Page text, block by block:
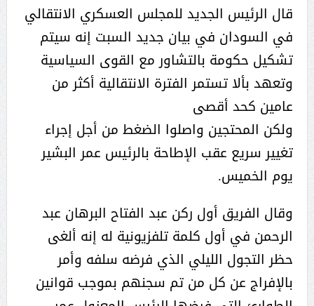
قال الرئيس الجديد للمجلس العسكري الانتقالي
في السودان في بيان جديد السبت إنه سيتم
تشكيل حكومة بالتشاور مع القوى السياسية
وتعهد بألا تستمر الفترة الانتقالية أكثر من
عامين كحد أقصى
ولكن المحتجين واصلوا الضغط من أجل إجراء
تغيير سريع عقب الإطاحة بالرئيس عمر البشير
يوم الخميس.
وقال الفريق أول ركن عبد الفتاح البرهان عبد
الرحمن في أول كلمة تلفزيونية له إنه ألغى
حظر التجول الليلي الذي فرضه سلفه وأمر
بالإفراج عن كل من تم سجنهم بموجب قوانين